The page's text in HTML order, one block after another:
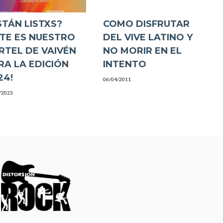
LISTXS?
ES NUESTRO
DE VAIVÉN
LA EDICIÓN
COMO DISFRUTAR
DEL VIVE LATINO Y
NO MORIR EN EL
INTENTO
06/04/2011